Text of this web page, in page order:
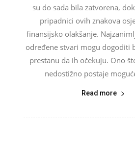
su do sada bila zatvorena,
pripadnici ovih znakova
finansijsko olakšanje.
određene stvari mogu dogoditi
prestanu da ih očekuju. Ono
nedostižno postaje
Read more